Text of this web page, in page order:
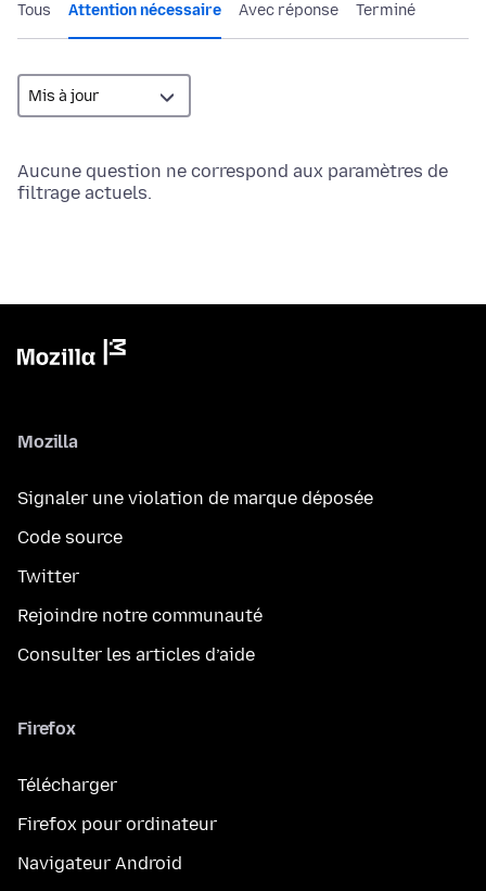
Tous Attention nécessaire Avec réponse Terminé
Aucune question ne correspond aux paramètres de
filtrage actuels.
Mozilla
Signaler une violation de marque déposée
Code source
Twitter
Rejoindre notre communauté
Consulter les articles d’aide
Firefox
Télécharger
Firefox pour ordinateur
Navigateur Android